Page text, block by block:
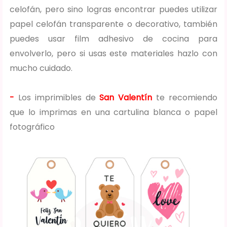
celofán, pero sino logras encontrar puedes utilizar
papel celofán transparente o decorativo, también
puedes usar film adhesivo de cocina para
envolverlo, pero si usas este materiales hazlo con
mucho cuidado.
- Los imprimibles deSan Valentín te recomiendo
que lo imprimas en una cartulina blanca o papel
fotográfico